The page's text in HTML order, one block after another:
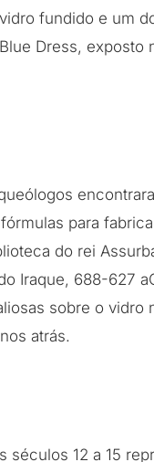
fundido e um
Dress, exposto
para
do rei
Iraque, 688-627
sobre o vidro
atrás.
séculos 12 a 15